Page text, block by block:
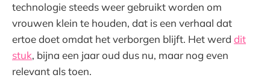
technologie steeds weer gebruikt worden om
vrouwen klein te houden, dat is een verhaal dat
ertoe doet omdat het verborgen blijft. Het werd dit
stuk, bijna een jaar oud dus nu, maar nog even
relevant als toen.